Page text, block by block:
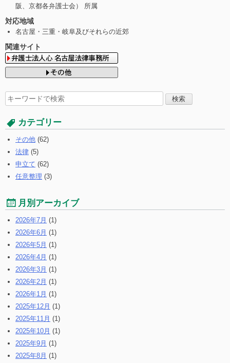
阪、京都各弁護士会） 所属
対応地域
名古屋・三重・岐阜及びそれらの近郊
関連サイト
検
索
す
る:
カテゴリー
その他 (62)
法律 (5)
申立て (62)
任意整理 (3)
月別アーカイブ
2026年7月 (1)
2026年6月 (1)
2026年5月 (1)
2026年4月 (1)
2026年3月 (1)
2026年2月 (1)
2026年1月 (1)
2025年12月 (1)
2025年11月 (1)
2025年10月 (1)
2025年9月 (1)
2025年8月 (1)